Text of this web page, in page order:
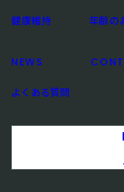
健康維持 年齢の
NEWS
よくある質問